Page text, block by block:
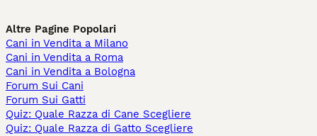
Altre Pagine Popolari
Cani in Vendita a Milano
Cani in Vendita a Roma
Cani in Vendita a Bologna
Forum Sui Cani
Forum Sui Gatti
Quiz: Quale Razza di Cane Scegliere
Quiz: Quale Razza di Gatto Scegliere